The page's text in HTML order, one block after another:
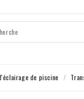
de piscine